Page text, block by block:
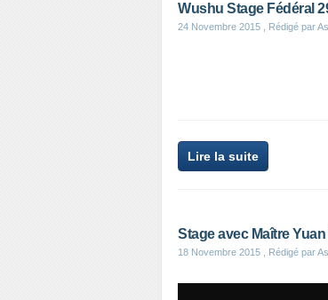
Wushu Stage Fédéral
24 Novembre 2015 , Rédigé par
Lire la suite
Stage avec Maître
18 Novembre 2015 , Rédigé par